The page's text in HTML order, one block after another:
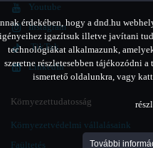
érdekében, hogy a dnd.hu
igényeihez igazítsuk illetve javítani
technológiákat alkalmazunk,
szeretne részletesebben tájékozódni a
ismertető oldalunkra, vagy
További
Youtube
Instagram
TikTok
LinkedIn
Környezettudatosság
Környezetvédelmi vállalásaink
Faültetés